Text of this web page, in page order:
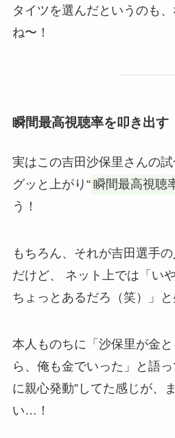
タイツを選んだというのも
ね〜！
瞬間最高視聴率を叩き出す
実はこの吉田沙保里さんの
グッと上がり“ 瞬間最高視聴
う！
もちろん、それが吉田選手
だけど、 ネット上では「い
ちょっとあるだろ（笑）」と
本人ものちに「沙保里が金
ら、俺も金でいった」と語
に親心発動”してた感じが、
い…！